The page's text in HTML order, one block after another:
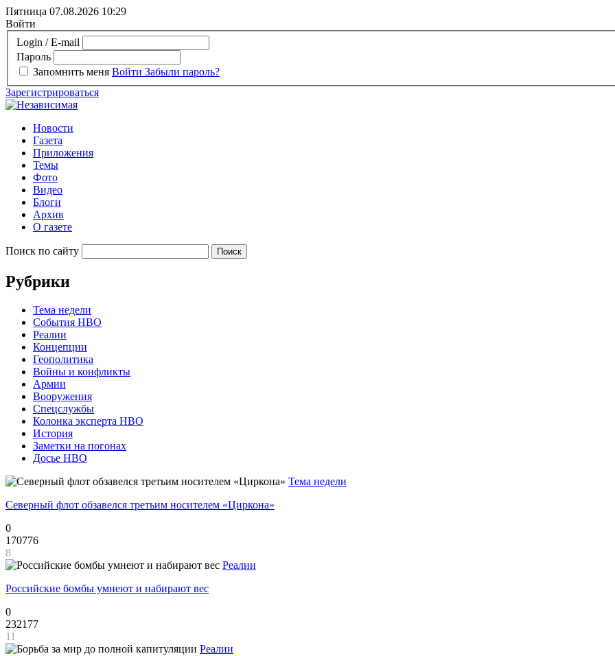
Пятница 07.08.2026 10:29
Войти
Login / E-mail
Пароль
Запомнить меня Войти Забыли пароль?
Зарегистрироваться
Новости
Газета
Приложения
Темы
Фото
Видео
Блоги
Архив
О газете
Поиск по сайту
Рубрики
Тема недели
События НВО
Реалии
Концепции
Геополитика
Войны и конфликты
Армии
Вооружения
Спецслужбы
Колонка эксперта НВО
История
Заметки на погонах
Досье НВО
Тема недели
Северный флот обзавелся третьим носителем «Циркона»
0
170776
8
Реалии
Российские бомбы умнеют и набирают вес
0
232177
11
Реалии